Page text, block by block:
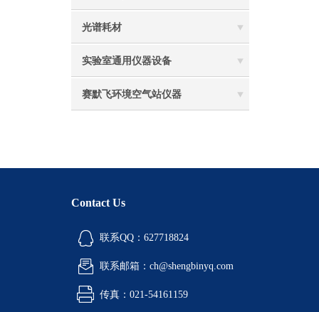
光谱耗材
实验室通用仪器设备
赛默飞环境空气站仪器
Contact Us
联系QQ：627718824
联系邮箱：ch@shengbinyq.com
传真：021-54161159